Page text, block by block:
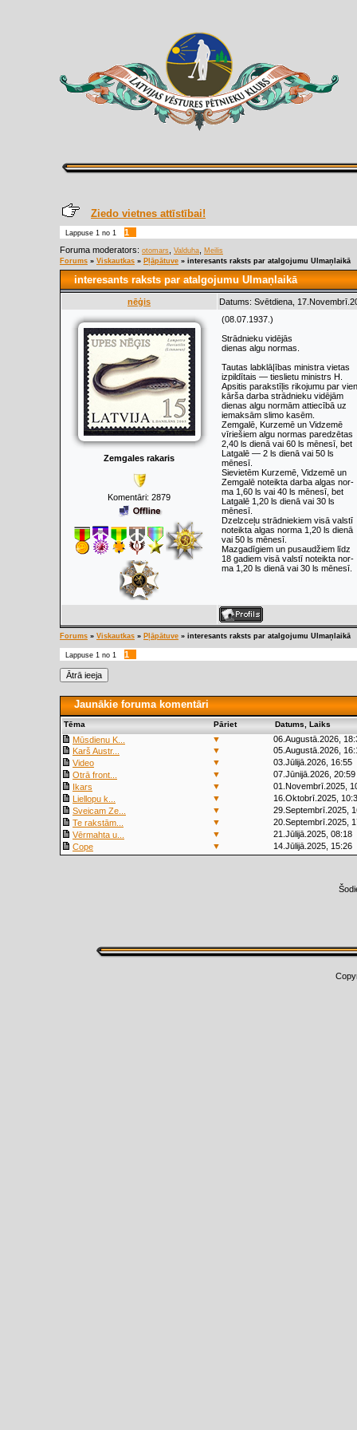
Ziedo vietnes attīstībai!
Lappuse 1 no 1
1
Foruma moderators: otomars Valduha
Meilis
Forums » Viskautkas » Pļāpātuve » interesants raksts par atalgojumu Ulmaņlaikā
interesants raksts par atalgojumu Ulmaņlaikā
nēģis Datums: Svētdiena,
Zemgales rakaris
Komentāri: 2879
(08.07.1937.)
Strādnieku vidējās
dienas algu normas.
Tautas labklā|ības ministra vietas
izpildītais — tieslietu ministrs H.
Apsitis parakstīļis rikojumu par
kārša darba strādnieku vidējām
dienas algu normām attiecībā uz
iemaksām slimo kasēm.
Zemgalē, Kurzemē un Vidzemē
vīriešiem algu normas paredzētas
2,40 ls dienā vai 60 ls mēnesī, bet
Latgalē — 2 ls dienā vai 50 ls
mēnesī.
Sievietēm Kurzemē, Vidzemē un
Zemgalē noteikta darba algas nor-
ma 1,60 ls vai 40 ls mēnesī, bet
Latgalē 1,20 ls dienā vai 30 ls
mēnesī.
Dzelzceļu strādniekiem visā valstī
noteikta algas norma 1,20 ls dienā
vai 50 ls mēnesī.
Mazgadīgiem un pusaudžiem līdz
18 gadiem visā valstī noteikta nor-
ma 1,20 ls dienā vai 30 ls mēnesī.
Forums » Viskautkas » Pļāpātuve » interesants raksts par atalgojumu Ulmaņlaikā
Lappuse 1 no 1 1
Jaunākie foruma komentāri
Tēma Pāriet Datums, Laiks
Mūsdienu K... ▼
06.Augustā.2026,
Karš Austr...
▼
05.Augustā.2026,
Video
▼
03.Jūlijā.2026, 16:55
Otrā front...
▼
07.Jūnijā.2026, 20:59
Ikars
▼
01.Novembrī.2025,
Liellopu k...
▼
16.Oktobrī.2025,
Sveicam Ze...
▼
29.Septembrī.2025,
Te rakstām...
▼
20.Septembrī.2025,
Vērmahta u...
▼
21.Jūlijā.2025, 08:18
Cope
▼ 14.Jūlijā.2025, 15:26